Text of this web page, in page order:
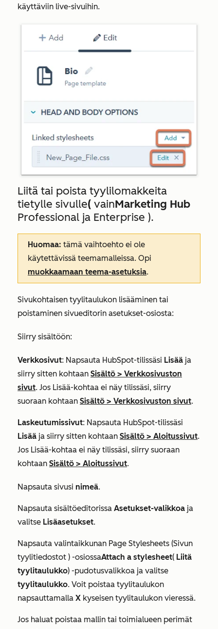
käyttäviin live-sivuihin.
Liitä tai poista tyylilomakkeita
tietylle sivulle( vainMarketing Hub
Professional ja Enterprise ).
Huomaa: tämä vaihtoehto ei ole
käytettävissä teemamalleissa. Opi
muokkaamaan teema-asetuksia.
Sivukohtaisen tyylitaulukon lisääminen tai
poistaminen sivueditorin asetukset-osiosta:
Siirry sisältöön:
Verkkosivut: Napsauta HubSpot-tilissäsi Lisää ja
siirry sitten kohtaan Sisältö > Verkkosivuston
sivut. Jos Lisää-kohtaa ei näy tilissäsi, siirry
suoraan kohtaan Sisältö > Verkkosivuston sivut.
Laskeutumissivut: Napsauta HubSpot-tilissäsi
Lisää ja siirry sitten kohtaan Sisältö > Aloitussivut.
Jos Lisää-kohtaa ei näy tilissäsi, siirry suoraan
kohtaan Sisältö > Aloitussivut.
Napsauta sivusi nimeä.
Napsauta sisältöeditorissa Asetukset-valikkoa ja
valitse Lisäasetukset.
Napsauta valintaikkunan Page Stylesheets (Sivun
tyylitiedostot ) -osiossaAttach a stylesheet( Liitä
tyylitaulukko) -pudotusvalikkoa ja valitse
tyylitaulukko. Voit poistaa tyylitaulukon
napsauttamalla X kyseisen tyylitaulukon vieressä.
Jos haluat poistaa mallin tai toimialueen perimät